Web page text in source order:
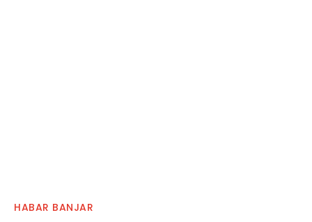
HABAR BANJAR